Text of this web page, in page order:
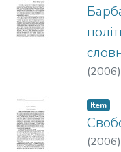
(2006)
Item
(2006)